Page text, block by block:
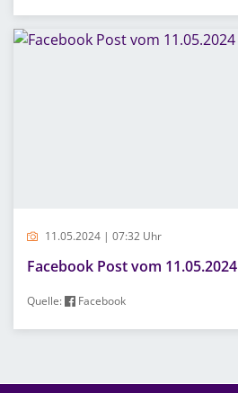
11.05.2024 | 07:32 Uhr
Facebook Post vom 11.05.2024
Quelle: Facebook